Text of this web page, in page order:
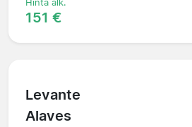
Hinta alk.
151 €
Levante
Alaves